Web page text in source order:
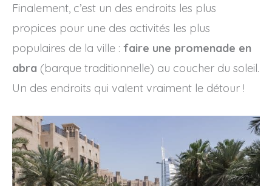
Finalement, c’est un des endroits les plus
propices pour une des activités les plus
populaires de la ville : faire une promenade en
abra (barque traditionnelle) au coucher du soleil.
Un des endroits qui valent vraiment le détour !